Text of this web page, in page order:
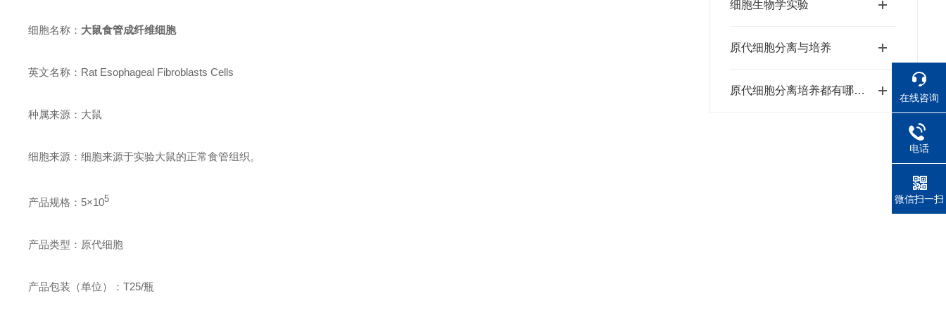
细胞生物学实验
原代细胞分离与培养
原代细胞分离培养都有哪些作用？
细胞名称： 大鼠食管成纤维细胞
英文名称：Rat Esophageal Fibroblasts Cells
种属来源：大鼠
细胞来源：细胞来源于实验大鼠的正常食管组织。
产品规格：5×105
产品类型：原代细胞
产品包装（单位）：T25/瓶
在线咨询
电话
微信扫一扫